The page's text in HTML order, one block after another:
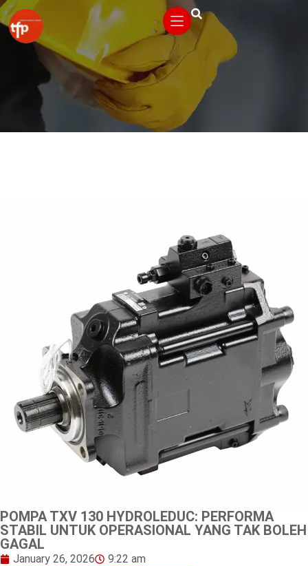
POMPA TXV 130 HYDROLEDUC: PERFORMA
STABIL UNTUK OPERASIONAL YANG TAK BOLEH
GAGAL
January 26, 2026 9:22 am